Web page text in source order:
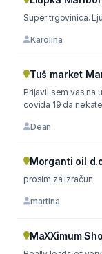
Super trgovinica.
Karolina
Tuš market
Prijavil sem vas na
covida 19 da
Dean
Morganti oil
prosim za izračun
martina
MaXXimum